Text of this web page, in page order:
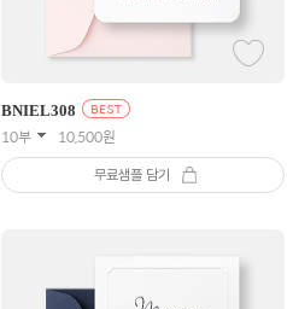
BNIEL308
10부 10,500원
무료샘플 담기